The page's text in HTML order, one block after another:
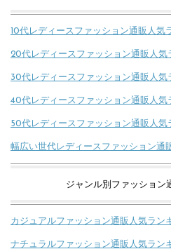
10代レディースファッション通販人気
20代レディースファッション通販人気
30代レディースファッション通販人気
40代レディースファッション通販人気
50代レディースファッション通販人気
幅広い世代レディースファッション通
ジャンル別ファッション
カジュアルファッション通販人気ラン
ナチュラルファッション通販人気ラン